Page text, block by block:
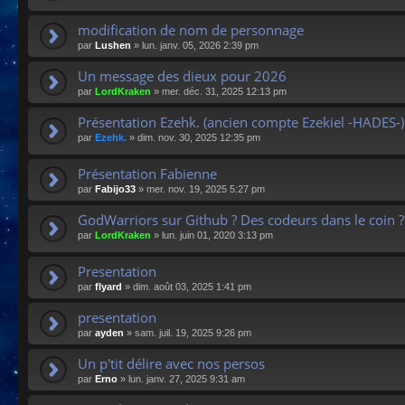
modification de nom de personnage
par Lushen » lun. janv. 05, 2026 2:39 pm
Un message des dieux pour 2026
par LordKraken » mer. déc. 31, 2025 12:13 pm
Présentation Ezehk. (ancien compte Ezekiel -HADES-)
par Ezehk. » dim. nov. 30, 2025 12:35 pm
Présentation Fabienne
par Fabijo33 » mer. nov. 19, 2025 5:27 pm
GodWarriors sur Github ? Des codeurs dans le coin ?
par LordKraken » lun. juin 01, 2020 3:13 pm
Presentation
par flyard » dim. août 03, 2025 1:41 pm
presentation
par ayden » sam. juil. 19, 2025 9:26 pm
Un p'tit délire avec nos persos
par Erno » lun. janv. 27, 2025 9:31 am